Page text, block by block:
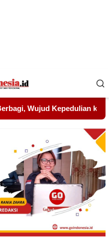
Yatim dan Dhuafa Al-